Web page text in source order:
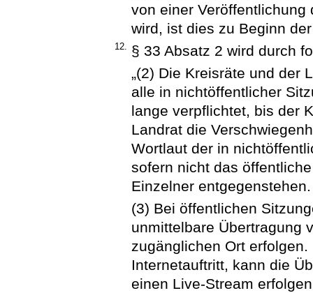
von einer
wird, ist dies zu Beginn
12. § 33 Absatz 2 wird durch
„(2) Die Kreisräte und der
alle in nichtöffentlicher
lange verpflichtet, bis der
Landrat die
Wortlaut der in
sofern nicht das
Einzelner entgegenstehen.
(3) Bei öffentlichen
unmittelbare Übertragung
zugänglichen Ort
Internetauftritt, kann die
einen Live-Stream